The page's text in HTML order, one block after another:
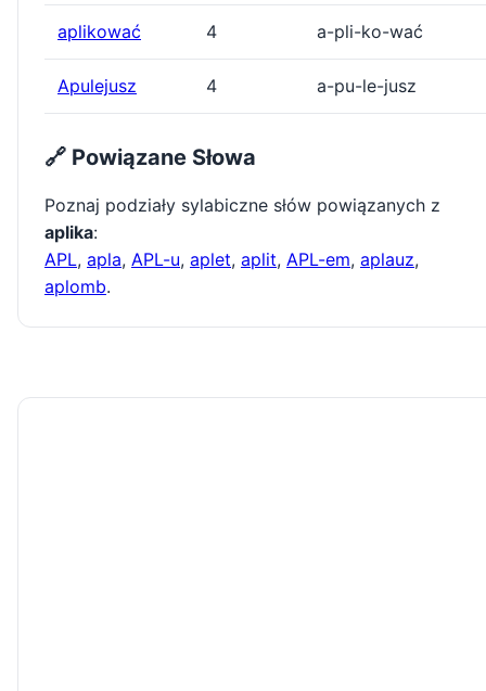
aplikować 4 a-pli-ko-wać
Apulejusz 4 a-pu-le-jusz
🔗 Powiązane Słowa
Poznaj podziały sylabiczne słów powiązanych z
aplika:
APL, apla, APL-u, aplet, aplit, APL-em, aplauz,
aplomb.